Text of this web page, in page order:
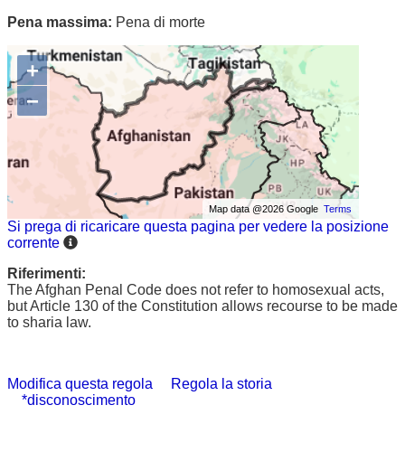
Pena massima: Pena di morte
+
−
Map data @2026 GoogleTerms
Si prega di ricaricare questa pagina per vedere la posizione
corrente
Riferimenti:
The Afghan Penal Code does not refer to homosexual acts,
but Article 130 of the Constitution allows recourse to be made
to sharia law.
Modifica questa regola
Regola la storia
*disconoscimento